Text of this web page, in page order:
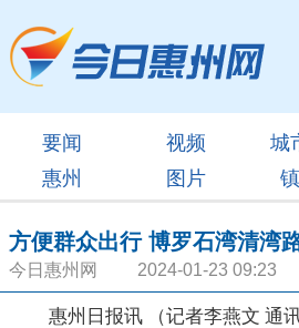
要闻 视频 城
惠州
图片
方便群众出行 博罗石湾清湾
今日惠州网 2024-01-23 09:23
惠州日报讯 （记者李燕文 通